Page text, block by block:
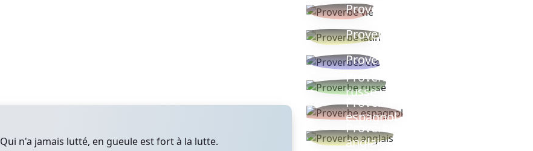
Qui n'a jamais lutté, en gueule est fort à la lutte.
Proverbe vie
Proverbe latin
Proverbes ete
Proverbe
russe
Proverbe
espagnol
Proverbe
anglais